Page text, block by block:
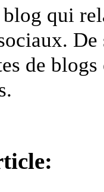
blog qui
de